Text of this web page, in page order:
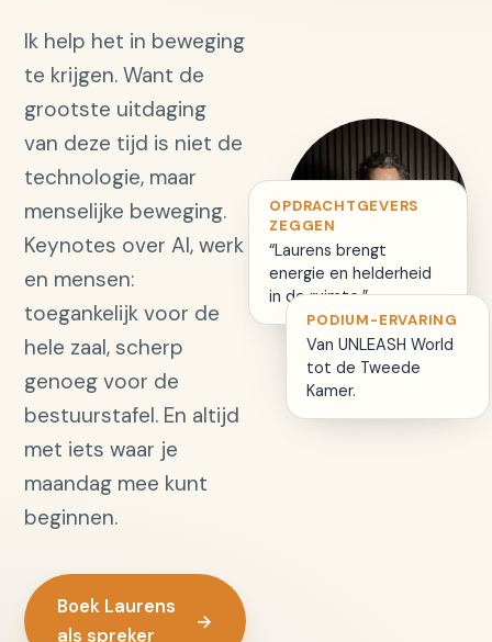
Ik help het in beweging
te krijgen. Want de
grootste uitdaging
van deze tijd is niet de
technologie, maar
menselijke beweging.
Keynotes over AI, werk
en mensen:
toegankelijk voor de
hele zaal, scherp
genoeg voor de
bestuurstafel. En altijd
met iets waar je
maandag mee kunt
beginnen.
Boek Laurens
als spreker
→
OPDRACHTGEVERS
ZEGGEN
“Laurens brengt
energie en helderheid
in de ruimte.”
PODIUM-ERVARING
Van UNLEASH World
tot de Tweede
Kamer.